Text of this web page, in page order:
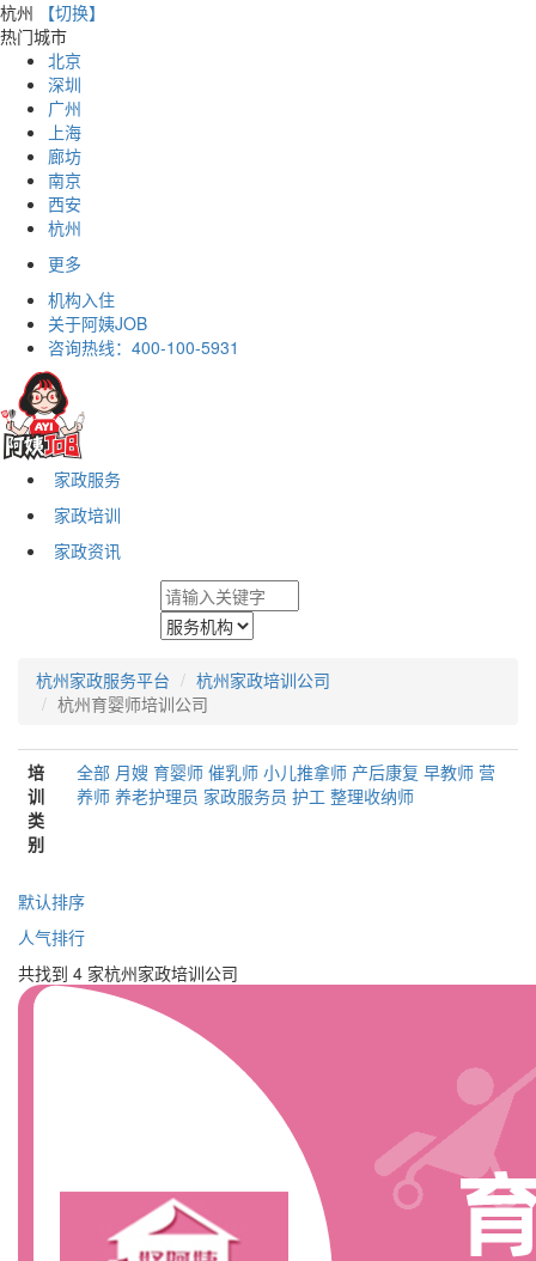
杭州
【切换】
热门城市
北京
深圳
广州
上海
廊坊
南京
西安
杭州
更多
机构入住
关于阿姨JOB
咨询热线： 400-100-5931
家政服务
家政培训
家政资讯
杭州家政服务平台
杭州家政培训公司
杭州育婴师培训公司
培
训
类
别
全部 月嫂 育婴师 催乳师 小儿推拿师 产后康复 早教师 营
养师 养老护理员 家政服务员 护工 整理收纳师
默认排序
人气排行
共找到 4 家杭州家政培训公司